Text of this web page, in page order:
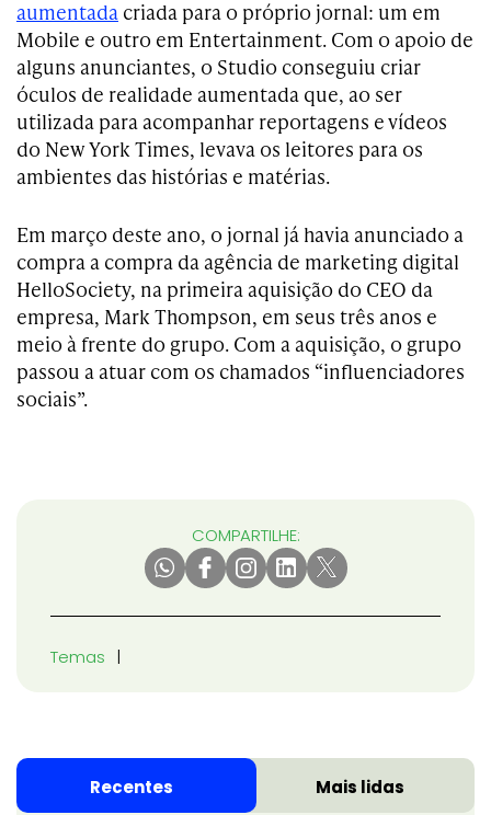
aumentada criada para o próprio jornal: um em
Mobile e outro em Entertainment. Com o apoio de
alguns anunciantes, o Studio conseguiu criar
óculos de realidade aumentada que, ao ser
utilizada para acompanhar reportagens e vídeos
do New York Times, levava os leitores para os
ambientes das histórias e matérias.
Em março deste ano, o jornal já havia anunciado a
compra a compra da agência de marketing digital
HelloSociety, na primeira aquisição do CEO da
empresa, Mark Thompson, em seus três anos e
meio à frente do grupo. Com a aquisição, o grupo
passou a atuar com os chamados “influenciadores
sociais”.
COMPARTILHE:
Temas
Recentes Mais lidas